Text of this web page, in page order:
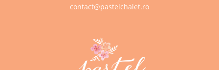
contact@pastelchalet.ro